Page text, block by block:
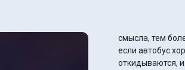
смысла, тем
если автобус
откидываются,